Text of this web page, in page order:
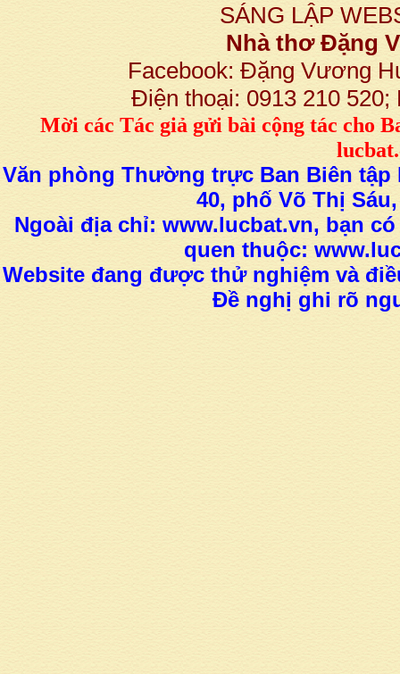
SÁNG LẬP
Nhà thơ Đặng
Facebook: Đặng Vương
Điện thoại: 0913 210
Mời các Tác giả gửi bàicộng tác cho
Văn phòng Thường trực Ban Biên tập
40, phố Võ Thị
Ngoài địa chỉ: www.lucbat.vn, bạn
quen thuộc:
Website đang được thử nghiệm và
Đề nghị ghi rõ